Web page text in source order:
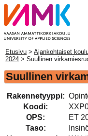
Etusivu >Ajankohtaiset
2024 > Suullinen
Suullinen
Rakennetyyppi:
Koodi:
OPS:
ET
Taso: